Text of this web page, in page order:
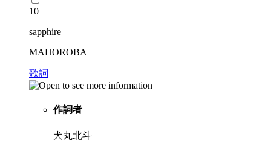
10
sapphire
MAHOROBA
歌詞
作詞者
犬丸北斗